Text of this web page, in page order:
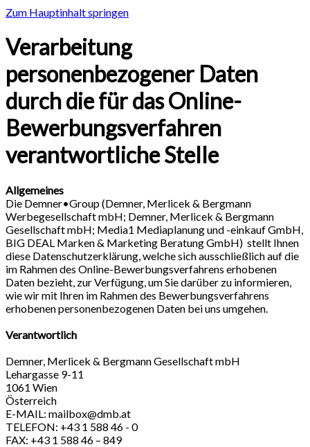
Zum Hauptinhalt springen
Verarbeitung
personenbezogener Daten
durch die für das Online-
Bewerbungsverfahren
verantwortliche Stelle
Allgemeines
Die Demner•Group (Demner, Merlicek & Bergmann
Werbegesellschaft mbH; Demner, Merlicek & Bergmann
Gesellschaft mbH; Media1 Mediaplanung und -einkauf GmbH,
BIG DEAL Marken & Marketing Beratung GmbH) stellt Ihnen
diese Datenschutzerklärung, welche sich ausschließlich auf die
im Rahmen des Online-Bewerbungsverfahrens erhobenen
Daten bezieht, zur Verfügung, um Sie darüber zu informieren,
wie wir mit Ihren im Rahmen des Bewerbungsverfahrens
erhobenen personenbezogenen Daten bei uns umgehen.
Verantwortlich
Demner, Merlicek & Bergmann Gesellschaft mbH
Lehargasse 9-11
1061 Wien
Österreich
E-MAIL: mailbox@dmb.at
TELEFON: +43 1 588 46 - 0
FAX: +43 1 588 46 – 849